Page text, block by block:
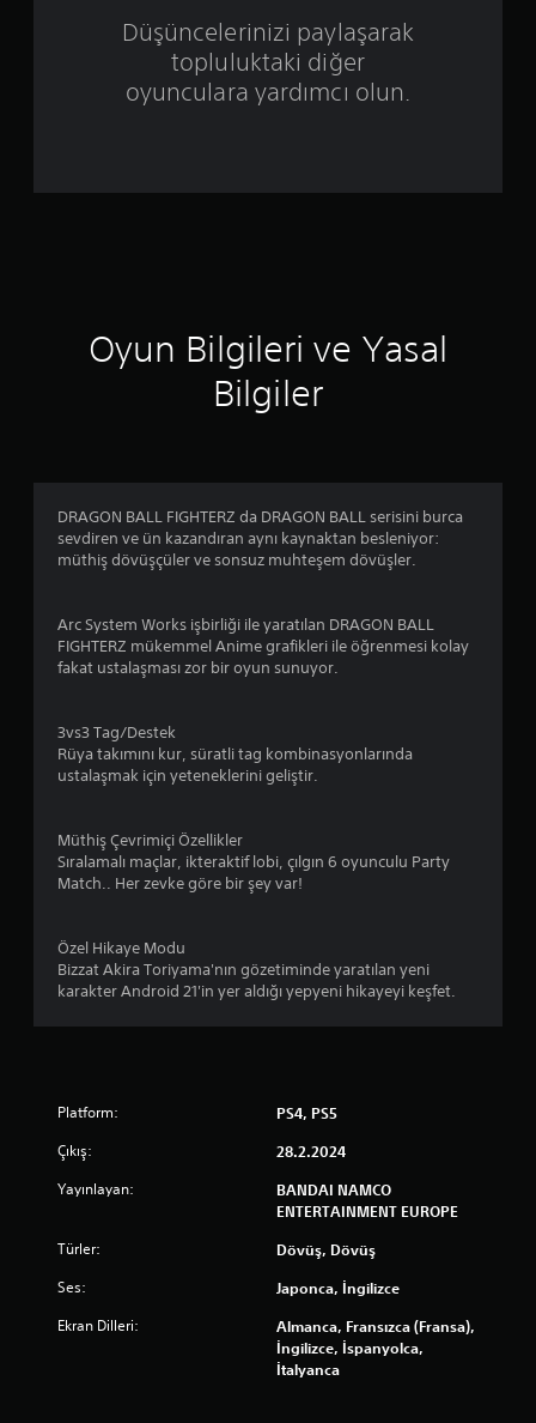
z
n
n
4
3
d
Düşüncelerinizi paylaşarak
topluluktaki diğer
oyunculara yardımcı olun.
Oyun Bilgileri ve Yasal
Bilgiler
DRAGON BALL FIGHTERZ da DRAGON BALL serisini burca
sevdiren ve ün kazandıran aynı kaynaktan besleniyor:
müthiş dövüşçüler ve sonsuz muhteşem dövüşler.
Arc System Works işbirliği ile yaratılan DRAGON BALL
FIGHTERZ mükemmel Anime grafikleri ile öğrenmesi kolay
fakat ustalaşması zor bir oyun sunuyor.
3vs3 Tag/Destek
Rüya takımını kur, süratli tag kombinasyonlarında
ustalaşmak için yeteneklerini geliştir.
Müthiş Çevrimiçi Özellikler
Sıralamalı maçlar, ikteraktif lobi, çılgın 6 oyunculu Party
Match.. Her zevke göre bir şey var!
Özel Hikaye Modu
Bizzat Akira Toriyama'nın gözetiminde yaratılan yeni
karakter Android 21'in yer aldığı yepyeni hikayeyi keşfet.
Platform: PS4, PS5
Çıkış: 28.2.2024
Yayınlayan:
BANDAI NAMCO
ENTERTAINMENT EUROPE
Türler: Dövüş, Dövüş
Ses: Japonca, İngilizce
Ekran Dilleri:
Almanca, Fransızca (Fransa),
İngilizce, İspanyolca,
İtalyanca